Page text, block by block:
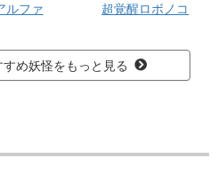
ルファ 超覚醒ロボノコ
め妖怪をもっと見る